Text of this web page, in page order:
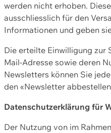
werden nicht erhoben.
ausschliesslich für den
Informationen und geben
Die erteilte Einwilligung zur
Mail-Adresse sowie deren
Newsletters können Sie
den «Newsletter
Datenschutzerklärung für
Der Nutzung von im